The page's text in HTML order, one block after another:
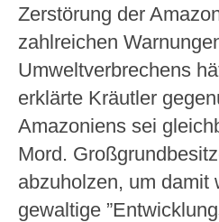
Zerstörung der
zahlreichen
Umweltverbrechens
erklärte Kräutler
Amazoniens sei
Mord.
abzuholzen, um damit
gewaltige